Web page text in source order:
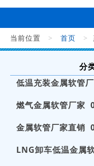
当前位置 > 首页 >
分
低温充装金属软管
燃气金属软管厂家
金属软管厂家直销
LNG卸车低温金属